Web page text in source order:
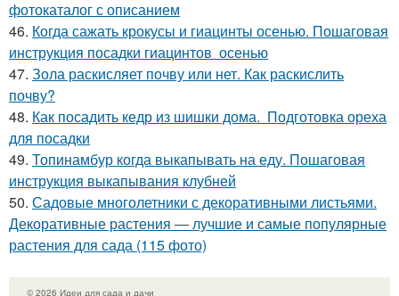
фотокаталог с описанием
46. Когда сажать крокусы и гиацинты осенью. Пошаговая
инструкция посадки гиацинтов осенью
47. Зола раскисляет почву или нет. Как раскислить
почву?
48. Как посадить кедр из шишки дома. Подготовка ореха
для посадки
49. Топинамбур когда выкапывать на еду. Пошаговая
инструкция выкапывания клубней
50. Садовые многолетники с декоративными листьями.
Декоративные растения — лучшие и самые популярные
растения для сада (115 фото)
© 2026 Идеи для сада и дачи